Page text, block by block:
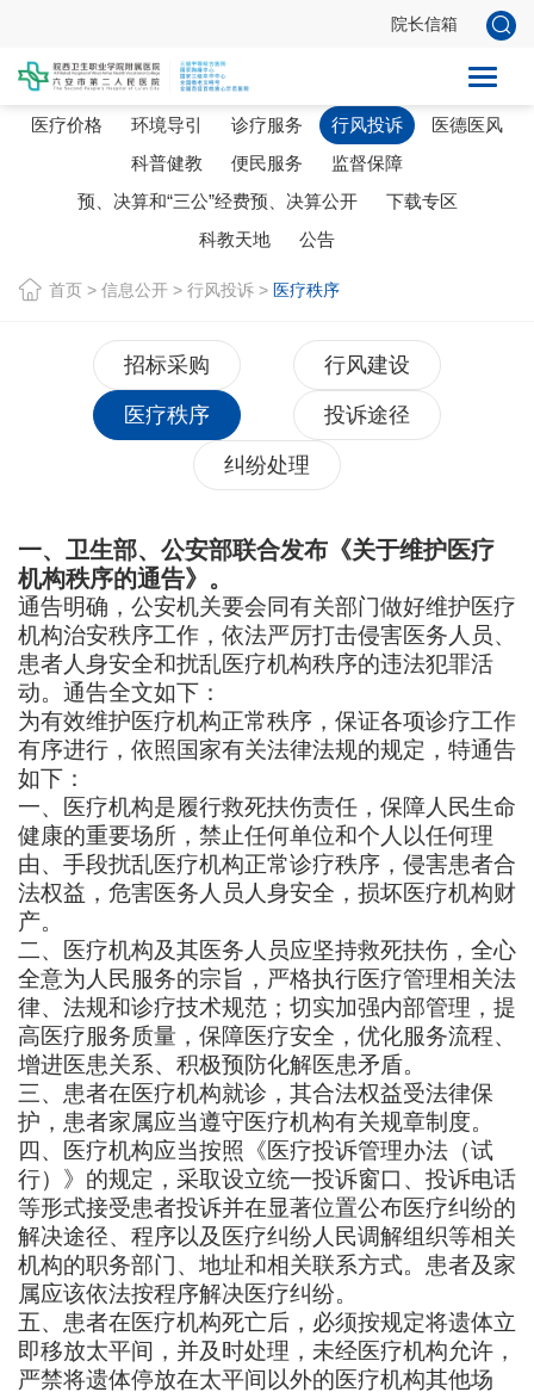
院长信箱
人事信息 招标信息 机构人员
研究平台
医疗价格
环境导引 诊疗服务 行风投诉
医德医风
科普健教
便民服务
监督保障
预、决算和“三公”经费预、决算公开
下载专区
科教天地
公告
首页 > 信息公开 > 行风投诉 > 医疗秩序
招标采购 行风建设
医疗秩序 投诉途径
纠纷处理
一、 卫生部、公安部联合发布《关于维护医疗
机构秩序的通告》。
通告明确，公安机关要会同有关部门做好维护医疗
机构治安秩序工作，依法严厉打击侵害医务人员、
患者人身安全和扰乱医疗机构秩序的违法犯罪活
动。通告全文如下：
为有效维护医疗机构正常秩序，保证各项诊疗工作
有序进行，依照国家有关法律法规的规定，特通告
如下：
一、医疗机构是履行救死扶伤责任，保障人民生命
健康的重要场所，禁止任何单位和个人以任何理
由、手段扰乱医疗机构正常诊疗秩序，侵害患者合
法权益，危害医务人员人身安全，损坏医疗机构财
产。
二、医疗机构及其医务人员应坚持救死扶伤，全心
全意为人民服务的宗旨，严格执行医疗管理相关法
律、法规和诊疗技术规范；切实加强内部管理，提
高医疗服务质量，保障医疗安全，优化服务流程、
增进医患关系、积极预防化解医患矛盾。
三、患者在医疗机构就诊，其合法权益受法律保
护，患者家属应当遵守医疗机构有关规章制度。
四、医疗机构应当按照《医疗投诉管理办法（试
行）》的规定，采取设立统一投诉窗口、投诉电话
等形式接受患者投诉并在显著位置公布医疗纠纷的
解决途径、程序以及医疗纠纷人民调解组织等相关
机构的职务部门、地址和相关联系方式。患者及家
属应该依法按程序解决医疗纠纷。
五、患者在医疗机构死亡后，必须按规定将遗体立
即移放太平间，并及时处理，未经医疗机构允许，
严禁将遗体停放在太平间以外的医疗机构其他场